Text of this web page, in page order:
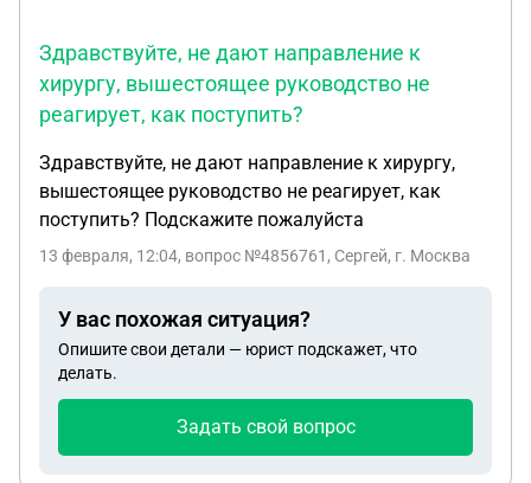
Здравствуйте, не дают направление к
хирургу, вышестоящее руководство не
реагирует, как поступить?
Здравствуйте, не дают направление к хирургу,
вышестоящее руководство не реагирует, как
поступить? Подскажите пожалуйста
13 февраля, 12:04, вопрос №4856761, Сергей, г. Москва
У вас похожая ситуация?
Опишите свои детали — юрист подскажет, что
делать.
Задать свой вопрос